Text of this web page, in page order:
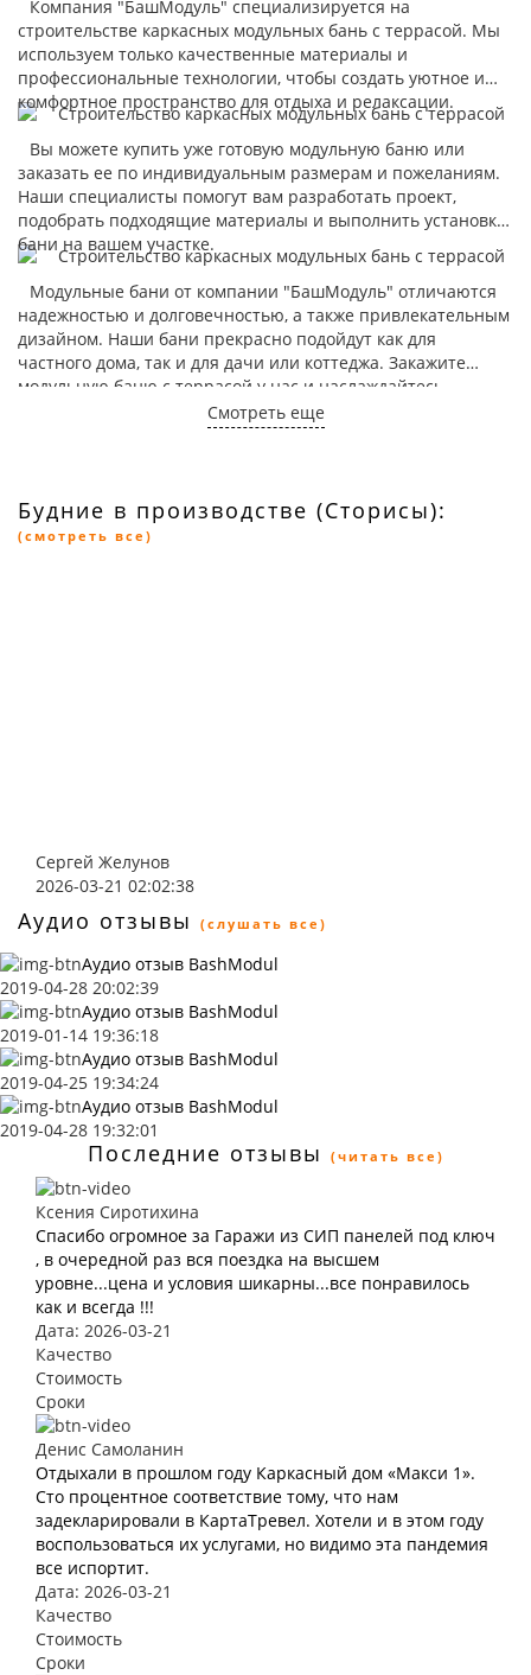
Компания "БашМодуль" специализируется на
строительстве каркасных модульных бань с террасой. Мы
используем только качественные материалы и
профессиональные технологии, чтобы создать уютное и
комфортное пространство для отдыха и релаксации.
Вы можете купить уже готовую модульную баню или
заказать ее по индивидуальным размерам и пожеланиям.
Наши специалисты помогут вам разработать проект,
подобрать подходящие материалы и выполнить установку
бани на вашем участке.
Модульные бани от компании "БашМодуль" отличаются
надежностью и долговечностью, а также привлекательным
дизайном. Наши бани прекрасно подойдут как для
частного дома, так и для дачи или коттеджа. Закажите
модульную баню с террасой у нас и наслаждайтесь
приятным отдыхом и теплой атмосферой в любое время
Смотреть еще
Будние в производстве (Сторисы):
(смотреть все)
Сергей Желунов
2026-03-21 02:02:38
Аудио отзывы (слушать все)
Аудио отзыв BashModul
2019-04-28 20:02:39
Аудио отзыв BashModul
2019-01-14 19:36:18
Аудио отзыв BashModul
2019-04-25 19:34:24
Аудио отзыв BashModul
2019-04-28 19:32:01
Последние отзывы (читать все)
Ксения Сиротихина
Спасибо огромное за Гаражи из СИП панелей под ключ
, в очередной раз вся поездка на высшем
уровне...цена и условия шикарны...все понравилось
как и всегда !!!
Дата: 2026-03-21
Качество
Стоимость
Сроки
Денис Самоланин
Отдыхали в прошлом году Каркасный дом «Макси 1».
Сто процентное соответствие тому, что нам
задекларировали в КартаТревел. Хотели и в этом году
воспользоваться их услугами, но видимо эта пандемия
все испортит.
Дата: 2026-03-21
Качество
Стоимость
Сроки